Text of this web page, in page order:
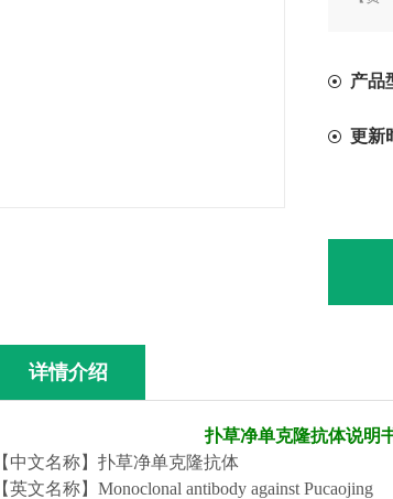
【物
【
产品
更新
详情介绍
扑草净单克隆抗体说明
【中文名称】 扑草净单克隆抗体
【英文名称】 Monoclonal antibody against Pucaojing